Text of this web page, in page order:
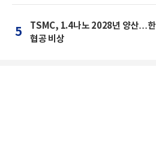
5
TSMC, 1.4나노 2028년 양산…한
협공 비상